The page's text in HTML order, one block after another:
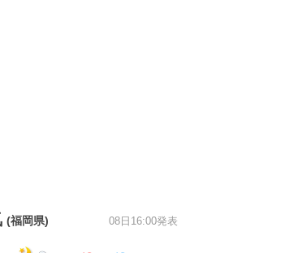
(福岡県) 08日16:00発表